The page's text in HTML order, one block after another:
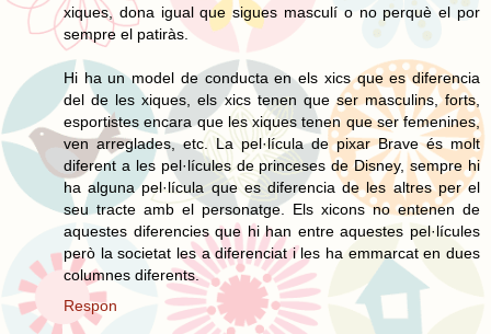
xiques, dona igual que sigues masculí o no perquè el por
sempre el patiràs.
Hi ha un model de conducta en els xics que es diferencia
del de les xiques, els xics tenen que ser masculins, forts,
esportistes encara que les xiques tenen que ser femenines,
ven arreglades, etc. La pel·lícula de pixar Brave és molt
diferent a les pel·lícules de princeses de Disney, sempre hi
ha alguna pel·lícula que es diferencia de les altres per el
seu tracte amb el personatge. Els xicons no entenen de
aquestes diferencies que hi han entre aquestes pel·lícules
però la societat les a diferenciat i les ha emmarcat en dues
columnes diferents.
Respon